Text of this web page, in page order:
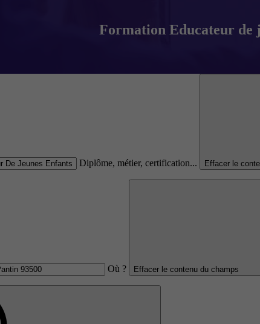
Formation Educateur de
Diplôme, métier, certification... Effacer le
Où ? Effacer le contenu du champs